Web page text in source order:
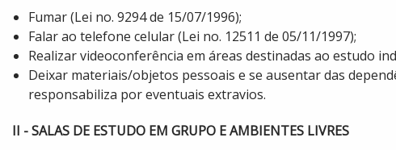
Fumar (Lei no. 9294 de 15/07/1996);
Falar ao telefone celular (Lei no. 12511 de 05/11/1997);
Realizar videoconferência em áreas destinadas ao estudo
Deixar materiais/objetos pessoais e se ausentar das
responsabiliza por eventuais extravios.
II - SALAS DE ESTUDO EM GRUPO E AMBIENTES LIVRES